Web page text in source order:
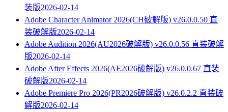
装版2026-02-14
Adobe Character Animator 2026(CH破解版) v26.0.0.50 直
装破解版2026-02-14
Adobe Audition 2026(AU2026破解版) v26.0.0.56 直装破解
版2026-02-14
Adobe After Effects 2026(AE2026破解版) v26.0.0.67 直装
破解版2026-02-14
Adobe Premiere Pro 2026(PR2026破解版) v26.0.2.2 直装破
解版2026-02-14